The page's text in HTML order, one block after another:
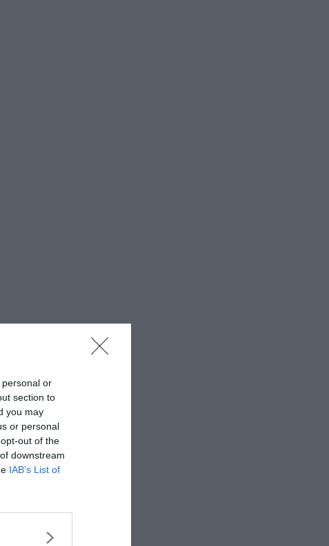
or
section to
you may
or personal
out of the
downstream
IAB’s List of